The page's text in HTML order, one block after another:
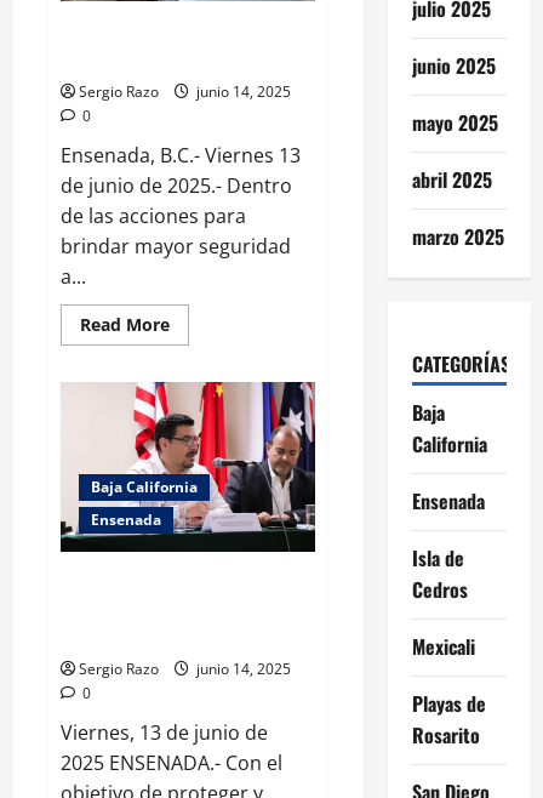
Sergio Razo
junio 14, 2025
0
Ensenada, B.C.- Viernes 13
de junio de 2025.- Dentro
de las acciones para
brindar mayor seguridad
a...
Read MoreRead
more
Gobierno
de
Ensenada
mantenimiento
a
semáforos
Baja California
Ensenada
Sergio Razo
junio 14, 2025
0
Viernes, 13 de junio de
2025 ENSENADA.- Con el
julio 2025
junio 2025
mayo 2025
abril 2025
marzo 2025
CATEGORÍAS
Baja
California
Ensenada
Isla de
Cedros
Mexicali
Playas de
Rosarito
San Diego